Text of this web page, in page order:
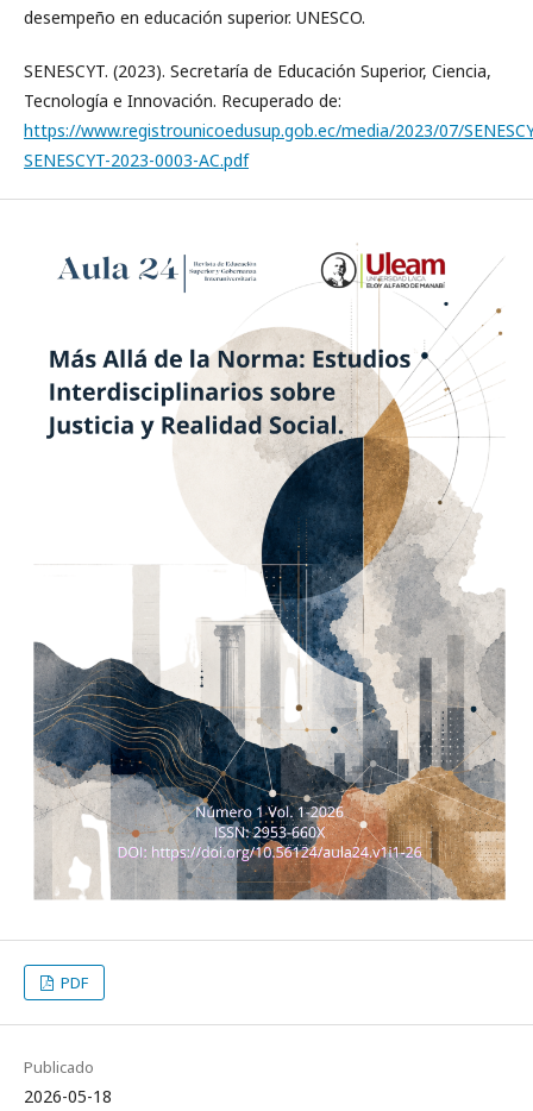
desempeño en educación superior. UNESCO.
SENESCYT. (2023). Secretaría de Educación Superior, Ciencia,
Tecnología e Innovación. Recuperado de:
https://www.registrounicoedusup.gob.ec/media/2023/07/
SENESCYT-2023-0003-AC.pdf
PDF
Publicado
2026-05-18